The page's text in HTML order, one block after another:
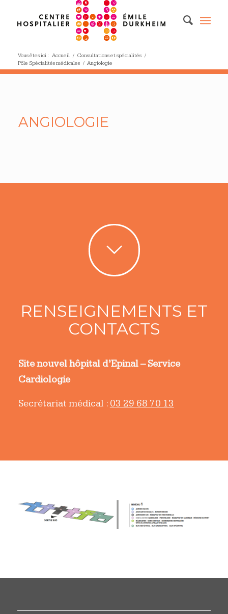
Vous êtes ici : Accueil / Consultations et spécialités /
Pôle Spécialités médicales / Angiologie
ANGIOLOGIE
RENSEIGNEMENTS ET
CONTACTS
Site nouvel hôpital d’Epinal – Service
Cardiologie
Secrétariat médical : 03 29 68 70 13